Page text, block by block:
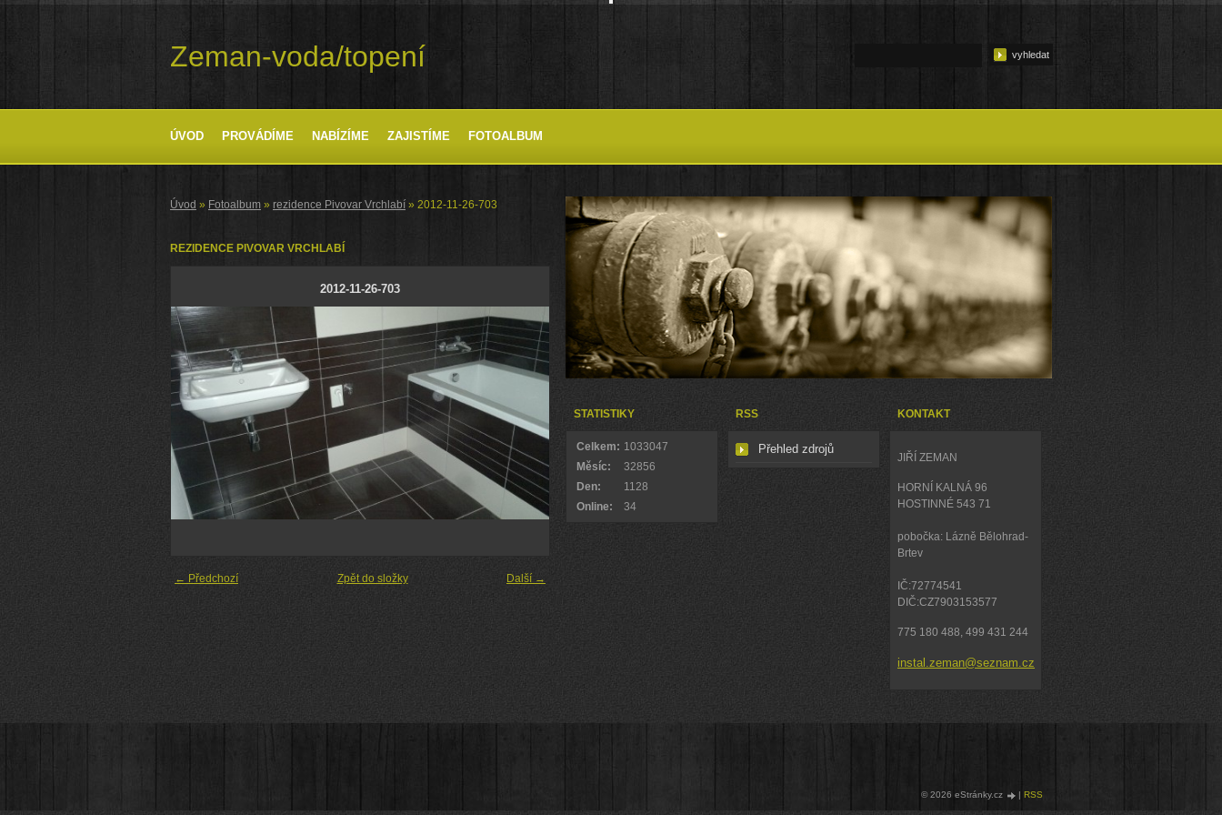
Zeman-voda/topení
ÚVOD PROVÁDÍME NABÍZÍME ZAJISTÍME FOTOALBUM
Úvod » Fotoalbum » rezidence Pivovar Vrchlabí » 2012-11-26-703
REZIDENCE PIVOVAR VRCHLABÍ
2012-11-26-703
← Předchozí Další →
Zpět do složky
STATISTIKY
Online: 34
Celkem: 1033047
Měsíc:
32856
Den:
1128
RSS
Přehled zdrojů
KONTAKT
JIŘÍ ZEMAN
HORNÍ KALNÁ 96
HOSTINNÉ 543 71
pobočka: Lázně Bělohrad-
Brtev
IČ:72774541
DIČ:CZ7903153577
775 180 488, 499 431 244
instal.zeman@seznam.cz
© 2026 eStránky.cz | RSS